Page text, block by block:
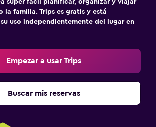
la familia. Trips es gratis y está
uso independientemente del lugar en
Empezar a usar Trips
Buscar mis reservas